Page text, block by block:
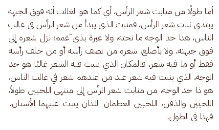
أما طولًا من منابت شعر الرأس، أي كما هو الغالب أنه فوق الجبهة
يبتدي نبات شعر الرأس، فمنبت الذي يبدأ من شعر الرأس في غالب
الناس، هذا حد الوجه ما تحته، ولا عبرة بذي َغمم؛ نزل شعره إلى
فوق جبهته، ولا بأصلع، شعره من نصف رأسه أو من خلف رأسه
فقط أو ما فيه شعر، فالمكان الذي ينبت فيه الشعر غالبًا هو حد
الوجه، الذي ينبت فيه شعر عند من عندهم شعر في غالب الناس،
هو ذا حد الوجه، من منابت شعر الرأس إلى منتهى اللحيين طولاً،
اللحيين والذقن، اللحيين العظمان اللذان ينبت عليهما الأسنان،
فهذا في الطول.